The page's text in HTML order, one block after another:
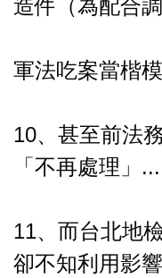
造件（為配合
軍法吃案當楷
10、甚至前法
「不再處理」...
11、而台北地
卻不知利用影